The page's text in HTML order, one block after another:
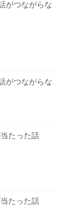
がつながらな
がつながらな
たった話
たった話